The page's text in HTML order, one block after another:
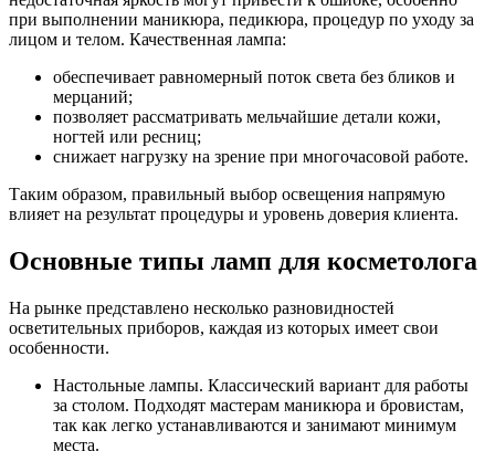
при выполнении маникюра, педикюра, процедур по уходу за
лицом и телом. Качественная лампа:
обеспечивает равномерный поток света без бликов и
мерцаний;
позволяет рассматривать мельчайшие детали кожи,
ногтей или ресниц;
снижает нагрузку на зрение при многочасовой работе.
Таким образом, правильный выбор освещения напрямую
влияет на результат процедуры и уровень доверия клиента.
Основные типы ламп для косметолога
На рынке представлено несколько разновидностей
осветительных приборов, каждая из которых имеет свои
особенности.
Настольные лампы. Классический вариант для работы
за столом. Подходят мастерам маникюра и бровистам,
так как легко устанавливаются и занимают минимум
места.